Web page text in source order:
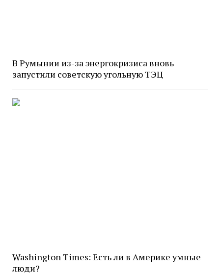
В Румынии из-за энергокризиса вновь
запустили советскую угольную ТЭЦ
Washington Times: Есть ли в Америке умные
люди?